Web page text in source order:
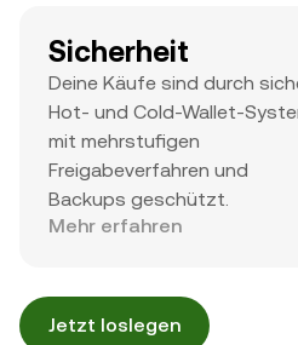
Sicherheit
Deine Käufe sind durch
Hot- und Cold-Wallet-
mit mehrstufigen
Freigabeverfahren und
Backups geschützt.
Mehr erfahren
Jetzt loslegen